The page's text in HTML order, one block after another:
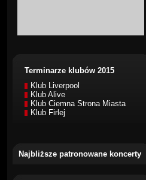
Terminarze klubów 2015
Klub Liverpool
Klub Alive
Klub Ciemna Strona Miasta
Klub Firlej
Najbliższe patronowane koncerty